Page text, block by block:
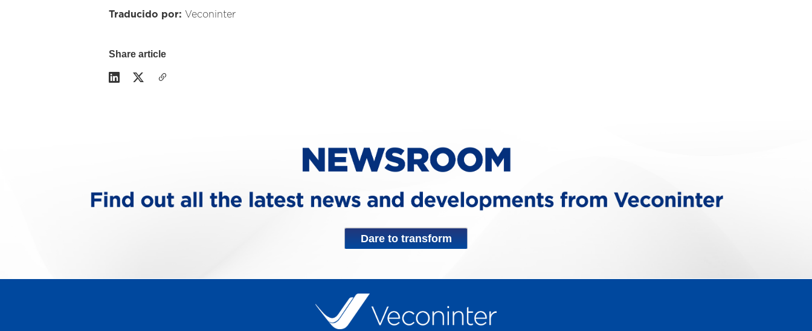
Traducido por: Veconinter
Share article
Dare to transform